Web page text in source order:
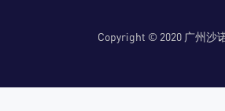
Copyright © 2020 广州沙